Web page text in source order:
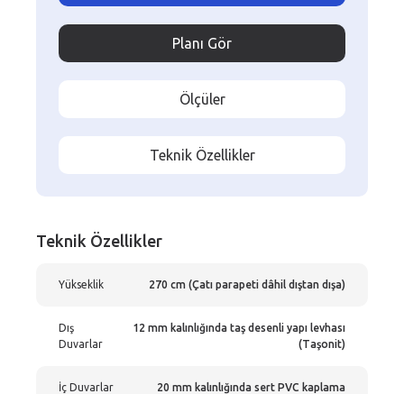
Planı Gör
Ölçüler
Teknik Özellikler
Teknik Özellikler
Yükseklik 270 cm (Çatı parapeti dâhil dıştan dışa)
Dış
Duvarlar
12 mm kalınlığında taş desenli yapı levhası
(Taşonit)
İç Duvarlar 20 mm kalınlığında sert PVC kaplama